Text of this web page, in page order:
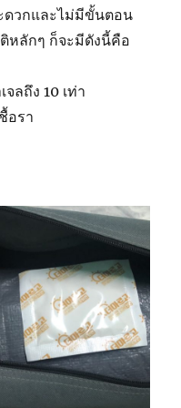
ดวกและไม่มีขั้นตอน
หลักๆ ก็จะมีดังนี้คือ
ลถึง 10 เท่า
อรา